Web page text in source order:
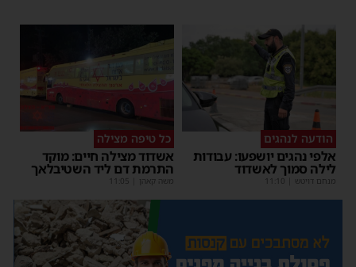
הודעה לנהגים
אלפי נהגים יושפעו: עבודות
לילה סמוך לאשדוד
מנחם דויטש 11:10
כל טיפה מצילה
אשדוד מצילה חיים: מוקד
התרמת דם ליד השטיבלאך
משה קאהן 11:05